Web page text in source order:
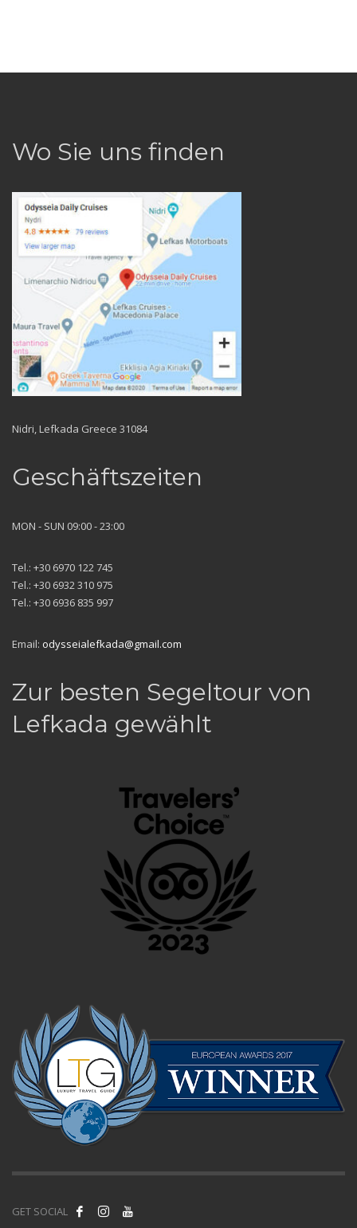
Wo Sie uns finden
Nidri, Lefkada Greece 31084
Geschäftszeiten
MON - SUN 09:00 - 23:00
Tel.: +30 6970 122 745
Tel.: +30 6932 310 975
Tel.: +30 6936 835 997
Email: odysseialefkada@gmail.com
Zur besten Segeltour von
Lefkada gewählt
GET SOCIAL